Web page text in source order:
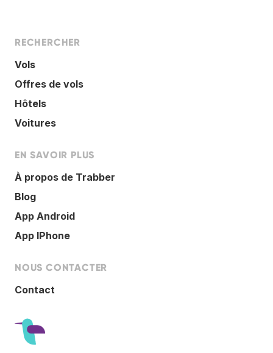
RECHERCHER
Vols
Offres de vols
Hôtels
Voitures
EN SAVOIR PLUS
À propos de Trabber
Blog
App Android
App IPhone
NOUS CONTACTER
Contact